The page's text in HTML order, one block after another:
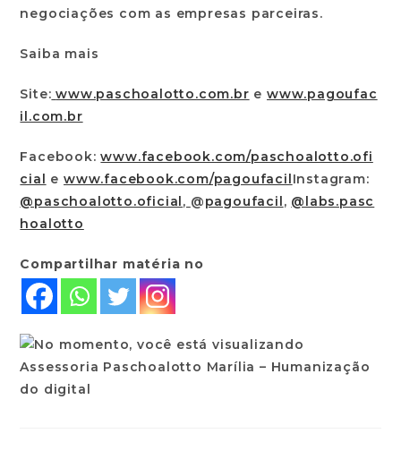
negociações com as empresas parceiras.
Saiba mais
Site: www.paschoalotto.com.br ewww.pagoufac
il.com.br
Facebook:www.facebook.com/paschoalotto.ofi
cial ewww.facebook.com/pagoufacilInstagram:
@paschoalotto.oficial, @pagoufacil, @labs.pasc
hoalotto
Compartilhar matéria no